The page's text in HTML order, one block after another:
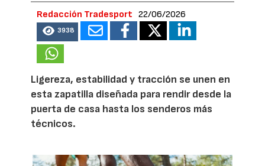
Redacción Tradesport 22/06/2026
3938
Ligereza, estabilidad y tracción se unen en
esta zapatilla diseñada para rendir desde la
puerta de casa hasta los senderos más
técnicos.